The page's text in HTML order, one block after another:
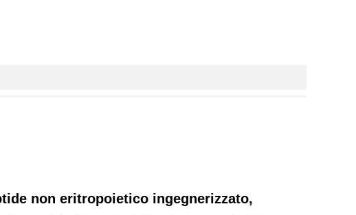
non eritropoietico ingegnerizzato,